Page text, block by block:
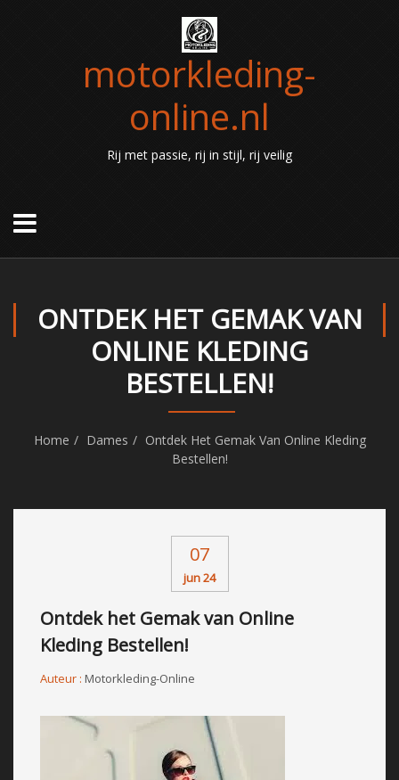
motorkleding-
online.nl
Rij met passie, rij in stijl, rij veilig
ONTDEK HET GEMAK VAN
ONLINE KLEDING
BESTELLEN!
Home Dames
Ontdek Het Gemak Van Online Kleding
Bestellen!
07
jun 24
Ontdek het Gemak van Online
Kleding Bestellen!
Auteur : Motorkleding-Online